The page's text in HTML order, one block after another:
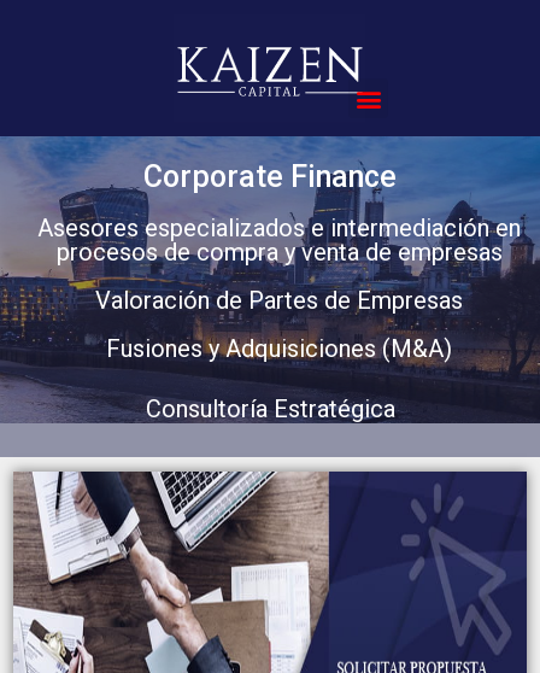
Corporate Finance
Asesores especializados e intermediación en
procesos de compra y venta de empresas
Valoración de Partes de Empresas
Fusiones y Adquisiciones (M&A)
Consultoría Estratégica